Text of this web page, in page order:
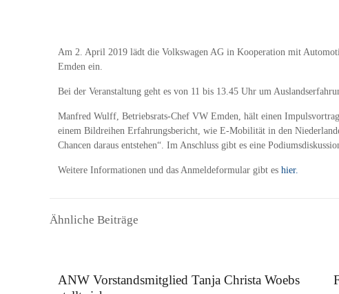
Am 2. April 2019 lädt die Volkswagen AG in Kooperation mit
Emden ein.
Bei der Veranstaltung geht es von 11 bis 13.45 Uhr um
Manfred Wulff, Betriebsrats-Chef VW Emden, hält einen
einem Bildreihen Erfahrungsbericht, wie E-Mobilität in den
Chancen daraus entstehen“. Im Anschluss gibt es eine
Weitere Informationen und das Anmeldeformular gibt es hier.
Ähnliche Beiträge
ANW Vorstandsmitglied Tanja Christa Woebs